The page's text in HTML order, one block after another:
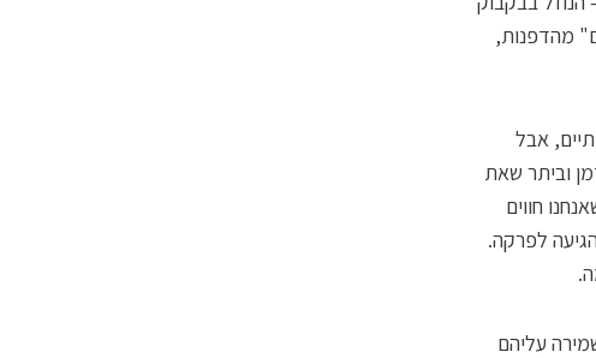
מהדפנות,
אבל
וביתר שאת
חווים
לפרקה.
עליהם